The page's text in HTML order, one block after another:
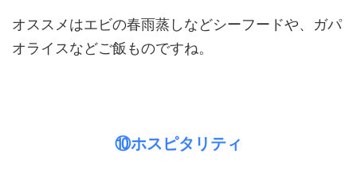
オススメはエビの春雨蒸しなどシーフードや、ガパ
オライスなどご飯ものですね。
⑩ホスピタリティ